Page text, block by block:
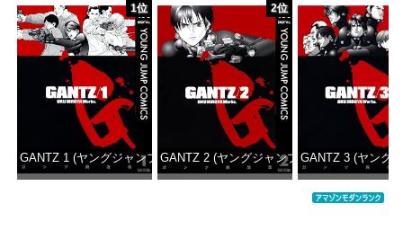
1位
GANTZ 1 (ヤングジャンプコミックスDIGITAL)
2位
GANTZ 2 (ヤングジャンプコミックス
GANTZ 3 (ヤング